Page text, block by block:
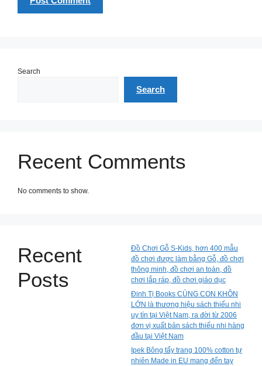
Search
Search
Recent Comments
No comments to show.
Recent
Posts
Đồ Chơi Gỗ S-Kids, hơn 400 mẫu
đồ chơi được làm bằng Gỗ, đồ chơi
thông minh, đồ chơi an toàn, đồ
chơi lắp ráp, đồ chơi giáo dục
Đinh Tị Books CÙNG CON KHÔN
LỚN là thương hiệu sách thiếu nhi
uy tín tại Việt Nam, ra đời từ 2006
đơn vị xuất bản sách thiếu nhi hàng
đầu tại Việt Nam
Ipek Bông tẩy trang 100% cotton tự
nhiên Made in EU mang đến tay